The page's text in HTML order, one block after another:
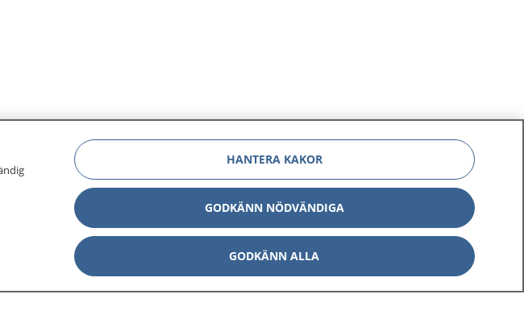
waa mid gaar sidaas darteed ayay
muhiim u tahay inaad ka
qeybqaadato. Jawaabahaaga ayaa
gacan ka geysanaya horumarinta
HANTERA KAKOR
GODKÄNN NÖDVÄNDIGA
GODKÄNN ALLA